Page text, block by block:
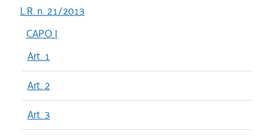
L.R. n. 21/2013
CAPO I
Art. 1
Art. 2
Art. 3